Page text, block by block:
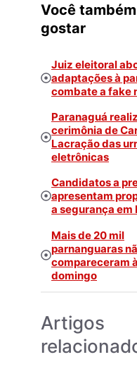
Você
gostar
Juiz eleitoral
adaptações à
combate a fake
Paranaguá
cerimônia de
Lacração das
eletrônicas
Candidatos a
apresentam
a segurança em
Mais de 20 mil
parnanguaras
compareceram
domingo
Artigos